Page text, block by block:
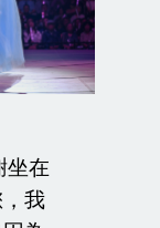
坐在
我